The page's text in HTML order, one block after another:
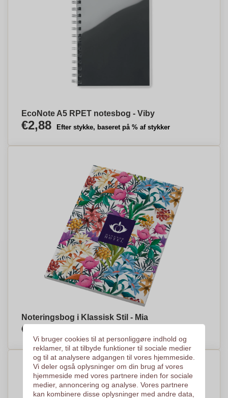
EcoNote A5 RPET notesbog - Viby
€2,88 Efter stykke, baseret på % af stykker
Noteringsbog i Klassisk Stil - Mia
€2,76
Vi bruger cookies til at personliggøre indhold og
reklamer, til at tilbyde funktioner til sociale medier
og til at analysere adgangen til vores hjemmeside.
Vi deler også oplysninger om din brug af vores
hjemmeside med vores partnere inden for sociale
medier, annoncering og analyse. Vores partnere
kan kombinere disse oplysninger med andre data,